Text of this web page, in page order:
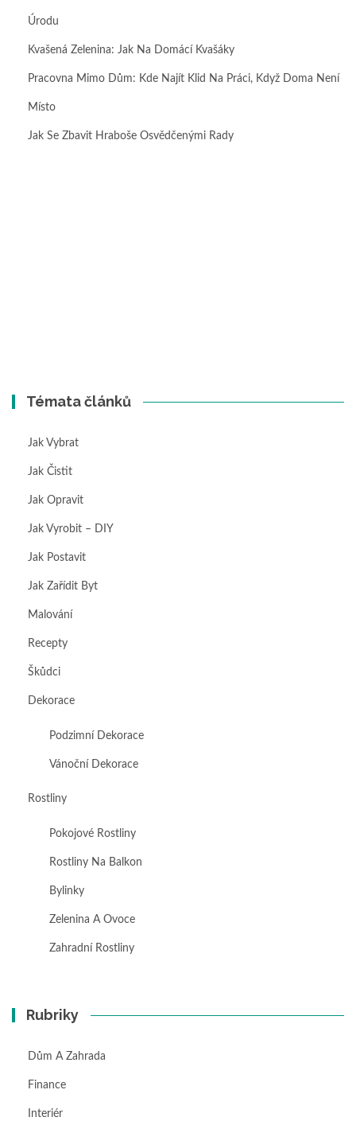
Úrodu
Kvašená Zelenina: Jak Na Domácí Kvašáky
Pracovna Mimo Dům: Kde Najít Klid Na Práci, Když Doma Není
Místo
Jak Se Zbavit Hraboše Osvědčenými Rady
Témata článků
Jak Vybrat
Jak Čistit
Jak Opravit
Jak Vyrobit – DIY
Jak Postavit
Jak Zařídit Byt
Malování
Recepty
Škůdci
Dekorace
Podzimní Dekorace
Vánoční Dekorace
Rostliny
Pokojové Rostliny
Rostliny Na Balkon
Bylinky
Zelenina A Ovoce
Zahradní Rostliny
Rubriky
Dům A Zahrada
Finance
Interiér